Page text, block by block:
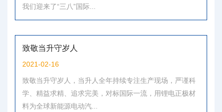
我们迎来了“三八”国际...
致敬当升守岁人
2021-02-16
致敬当升守岁人，当升人全年持续专注生产现场，严谨科
学、精益求精、追求完美，对标国际一流，用锂电正极材
料为全球新能源电动汽...